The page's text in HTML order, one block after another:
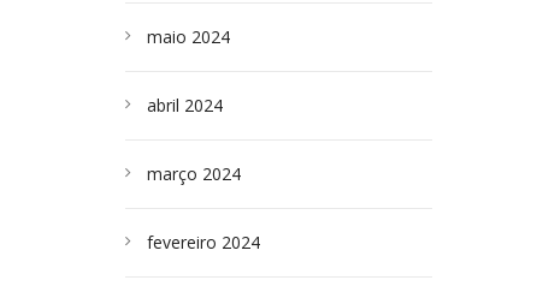
maio 2024
abril 2024
março 2024
fevereiro 2024